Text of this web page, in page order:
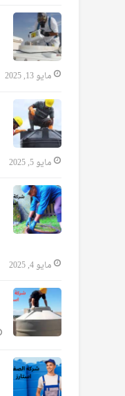
مايو 13, 2025
مايو 5, 2025
مايو 4, 2025